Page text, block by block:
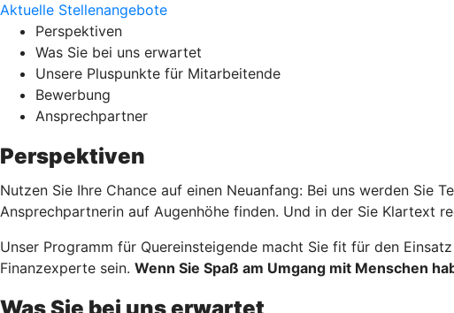
Aktuelle Stellenangebote
Perspektiven
Was Sie bei uns erwartet
Unsere Pluspunkte für Mitarbeitende
Bewerbung
Ansprechpartner
Perspektiven
Nutzen Sie Ihre Chance auf einen Neuanfang: Bei uns werden Sie
Ansprechpartnerin auf Augenhöhe finden. Und in der Sie Klartext
Unser Programm für Quereinsteigende macht Sie fit für den
Finanzexperte sein. Wenn Sie Spaß am Umgang mit Menschen